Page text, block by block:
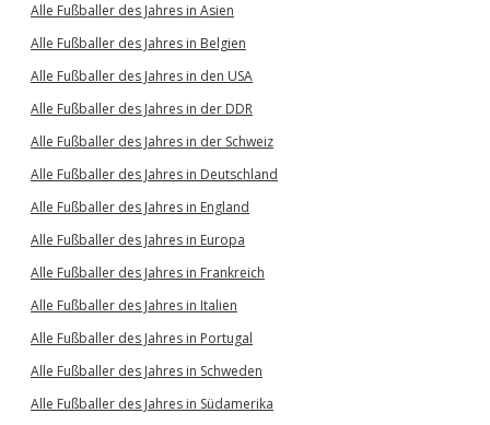
Alle Fußballer des Jahres in Asien
Alle Fußballer des Jahres in Belgien
Alle Fußballer des Jahres in den USA
Alle Fußballer des Jahres in der DDR
Alle Fußballer des Jahres in der Schweiz
Alle Fußballer des Jahres in Deutschland
Alle Fußballer des Jahres in England
Alle Fußballer des Jahres in Europa
Alle Fußballer des Jahres in Frankreich
Alle Fußballer des Jahres in Italien
Alle Fußballer des Jahres in Portugal
Alle Fußballer des Jahres in Schweden
Alle Fußballer des Jahres in Südamerika